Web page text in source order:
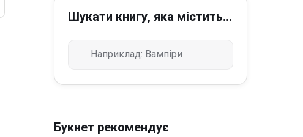
Шукати книгу, яка містить...
Букнет рекомендує